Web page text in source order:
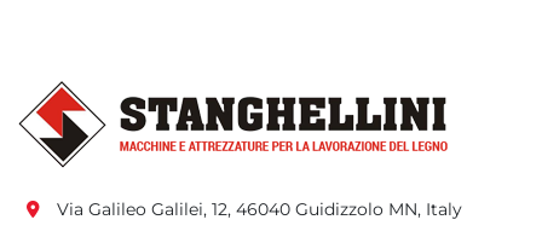
Via Galileo Galilei, 12, 46040 Guidizzolo MN, Italy